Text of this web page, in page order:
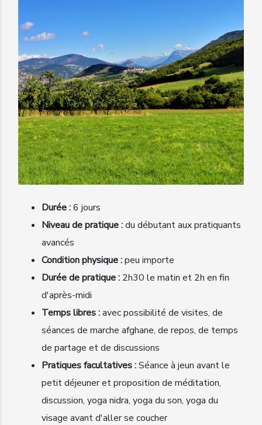
Durée :6 jours
Niveau de pratique :du débutant aux pratiquants
avancés
Condition physique :peu importe
Durée de pratique : 2h30 le matin et 2h en fin
d'après-midi
Temps libres :avec possibilité de visites, de
séances de marche afghane, de repos, de temps
de partage et de discussions
Pratiques facultatives :Séance à jeun avant le
petit déjeuner et proposition de méditation,
discussion, yoga nidra, yoga du son, yoga du
visage avant d'aller se coucher